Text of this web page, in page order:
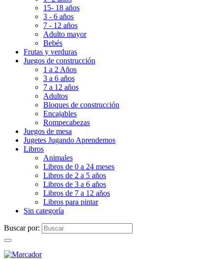
15- 18 años
3 - 6 años
7 - 12 años
Adulto mayor
Bebés
Frutas y verduras
Juegos de construcción
1 a 2 Años
3 a 6 años
7 a 12 años
Adultos
Bloques de construcción
Encajables
Rompecabezas
Juegos de mesa
Jugetes Jugando Aprendemos
Libros
Animales
Libros de 0 a 24 meses
Libros de 2 a 5 años
Libros de 3 a 6 años
Libros de 7 a 12 años
Libros para pintar
Sin categoría
Buscar por: